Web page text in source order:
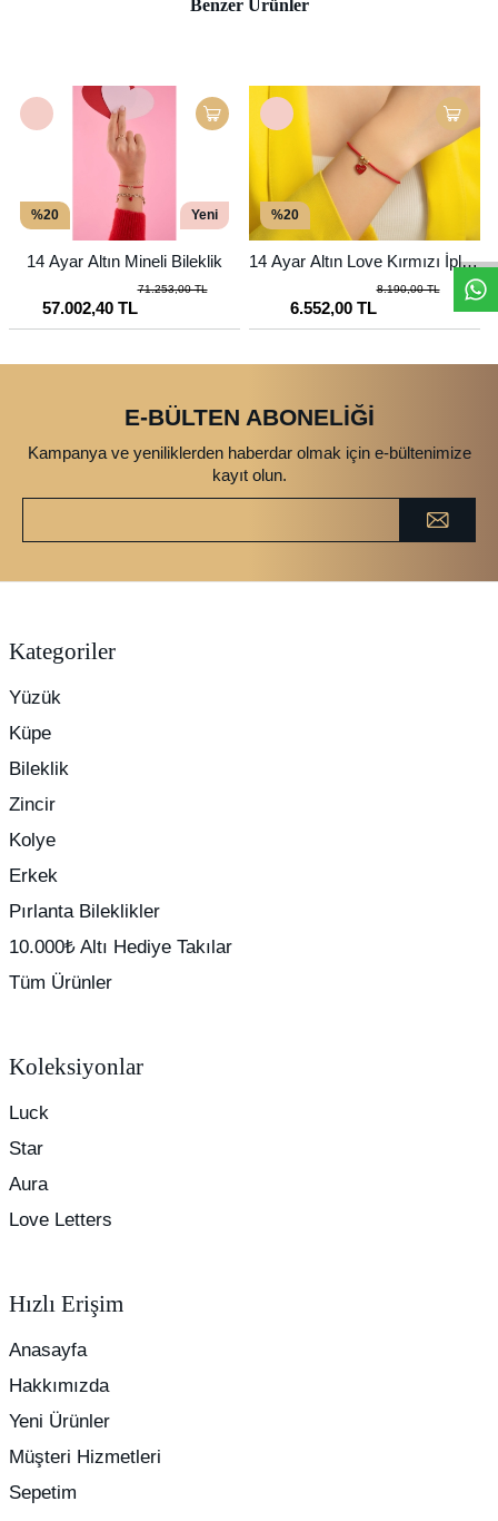
Benzer Ürünler
Yeni
%20
14 Ayar Altın Mineli Bileklik
57.002,40 TL
71.253,00 TL
%20
14 Ayar Altın Love Kırmızı İpli B
6.552,00 TL
8.190,00 TL
E-BÜLTEN ABONELİĞİ
Kampanya ve yeniliklerden haberdar olmak için e-bültenimize
kayıt olun.
Kategoriler
Yüzük
Küpe
Bileklik
Zincir
Kolye
Erkek
Pırlanta Bileklikler
10.000₺ Altı Hediye Takılar
Tüm Ürünler
Koleksiyonlar
Luck
Star
Aura
Love Letters
Hızlı Erişim
Anasayfa
Hakkımızda
Yeni Ürünler
Müşteri Hizmetleri
Sepetim